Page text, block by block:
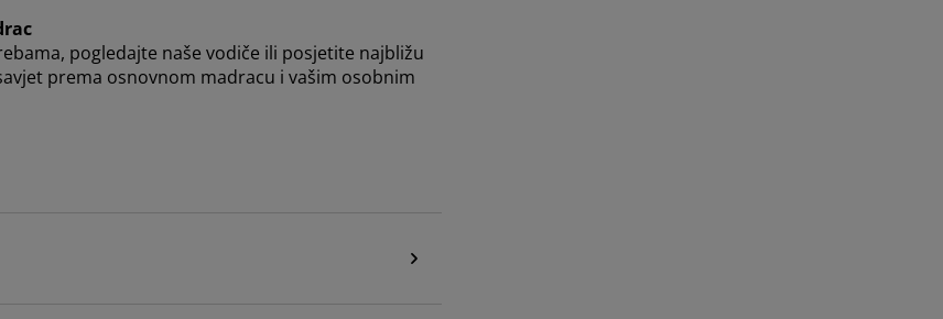
pogledajte naše vodiče ili posjetite najbližu
prema osnovnom madracu i vašim osobnim